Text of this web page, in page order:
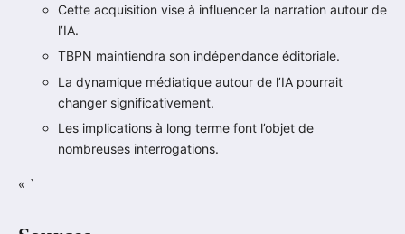
Cette acquisition vise à influencer la narration autour de
l’IA.
TBPN maintiendra son indépendance éditoriale.
La dynamique médiatique autour de l’IA pourrait
changer significativement.
Les implications à long terme font l’objet de
nombreuses interrogations.
« `